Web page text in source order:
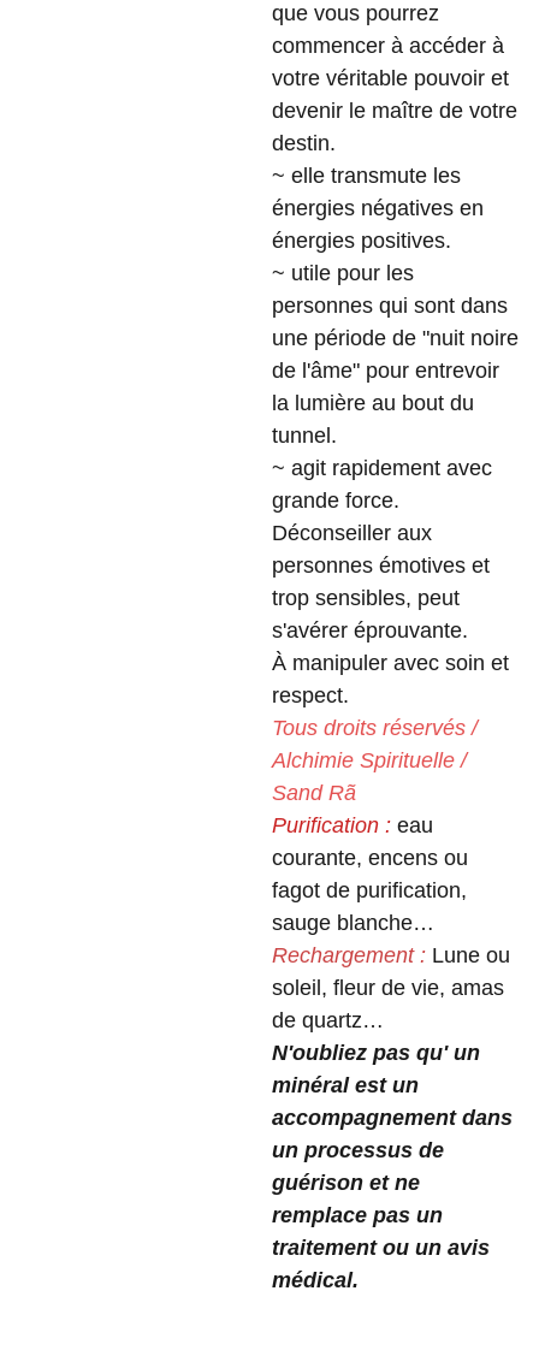
que vous pourrez
commencer à accéder à
votre véritable pouvoir et
devenir le maître de votre
destin.
~ elle transmute les
énergies négatives en
énergies positives.
~ utile pour les
personnes qui sont dans
une période de "nuit noire
de l'âme" pour entrevoir
la lumière au bout du
tunnel.
~ agit rapidement avec
grande force.
Déconseiller aux
personnes émotives et
trop sensibles, peut
s'avérer éprouvante.
À manipuler avec soin et
respect.
Tous droits réservés /
Alchimie Spirituelle /
Sand Rã
Purification : eau
courante, encens ou
fagot de purification,
sauge blanche…
Rechargement : Lune ou
soleil, fleur de vie, amas
de quartz…
N'oubliez pas qu' un
minéral est un
accompagnement dans
un processus de
guérison et ne
remplace pas un
traitement ou un avis
médical.